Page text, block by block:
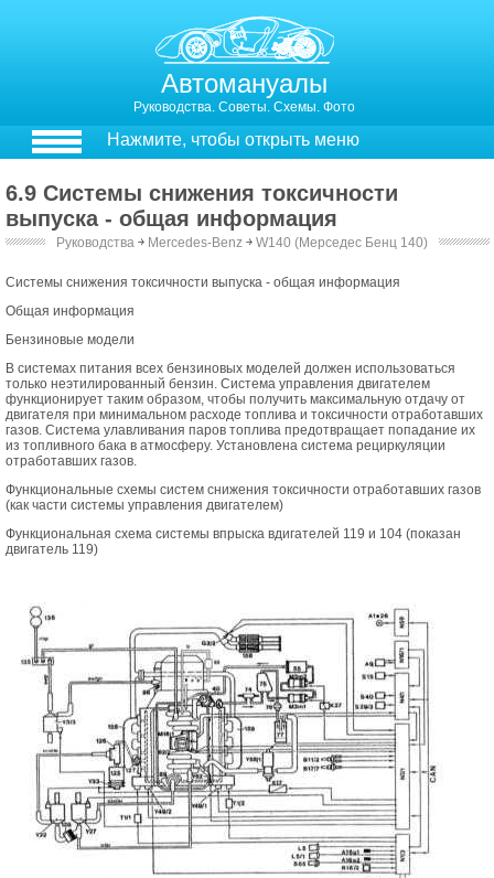
Автомануалы
Руководства. Советы. Схемы. Фото
Нажмите, чтобы открыть меню
6.9 Системы снижения токсичности
выпуска - общая информация
Руководства ￫ Mercedes-Benz ￫ W140 (Мерседес Бенц 140)
Системы снижения токсичности выпуска - общая информация
Общая информация
Бензиновые модели
В системах питания всех бензиновых моделей должен использоваться
только неэтилированный бензин. Система управления двигателем
функционирует таким образом, чтобы получить максимальную отдачу от
двигателя при минимальном расходе топлива и токсичности отработавших
газов. Система улавливания паров топлива предотвращает попадание их
из топливного бака в атмосферу. Установлена система рециркуляции
отработавших газов.
Функциональные схемы систем снижения токсичности отработавших газов
(как части системы управления двигателем)
Функциональная схема системы впрыска вдигателей 119 и 104 (показан
двигатель 119)